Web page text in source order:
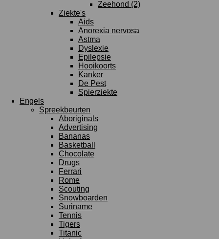
Zeehond (2)
Ziekte's
Aids
Anorexia nervosa
Astma
Dyslexie
Epilepsie
Hooikoorts
Kanker
De Pest
Spierziekte
Engels
Spreekbeurten
Aboriginals
Advertising
Bananas
Basketball
Chocolate
Drugs
Ferrari
Rome
Scouting
Snowboarden
Suriname
Tennis
Tigers
Titanic